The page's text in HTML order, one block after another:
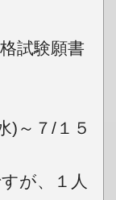
試験願書
～７/１５
が、１人